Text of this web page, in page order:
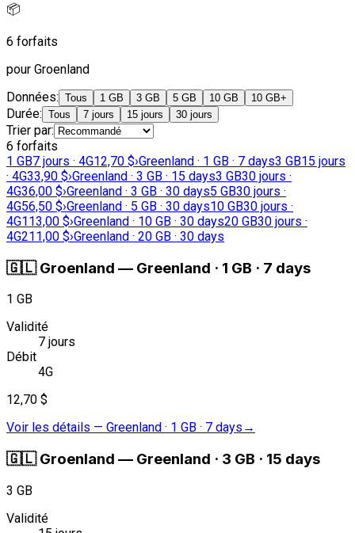
📦
6 forfaits
pour Groenland
Données: Tous 1 GB 3 GB 5 GB 10 GB 10 GB+
Durée: Tous 7 jours 15 jours 30 jours
Trier par:
6 forfaits
1 GB7 jours · 4G12,70 $›Greenland · 1 GB · 7 days3 GB15 jours
· 4G33,90 $›Greenland · 3 GB · 15 days3 GB30 jours ·
4G36,00 $›Greenland · 3 GB · 30 days5 GB30 jours ·
4G56,50 $›Greenland · 5 GB · 30 days10 GB30 jours ·
4G113,00 $›Greenland · 10 GB · 30 days20 GB30 jours ·
4G211,00 $›Greenland · 20 GB · 30 days
🇬🇱 Groenland — Greenland · 1 GB · 7 days
1 GB
Validité
7 jours
Débit
4G
12,70 $
Voir les détails — Greenland · 1 GB · 7 days →
🇬🇱 Groenland — Greenland · 3 GB · 15 days
3 GB
Validité